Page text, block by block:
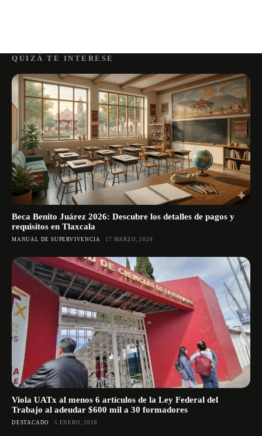
QUIZÁ TE INTERESE
Beca Benito Juárez 2026: Descubre los detalles de pagos y
requisitos en Tlaxcala
MANUAL DE SUPERVIVENCIA 17 MARZO, 2026
Viola UATx al menos 6 artículos de la Ley Federal del
Trabajo al adeudar $600 mil a 30 formadores
DESTACADO 5 ENERO, 2026